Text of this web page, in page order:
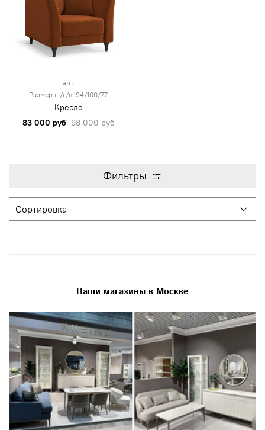
арт.
Размер ш/г/в: 94/100/77
Кресло
83 000 руб 98 000 руб
Фильтры
Наши магазины в Москве